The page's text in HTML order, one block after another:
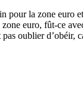
la zone
euro, fût-ce
oublier